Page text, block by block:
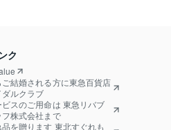
ク
ご結婚される方に東急百貨店
ルクラブ
ビスのご用命は 東急リバブ
フ株式会社まで
を贈ります 東北すぐれも